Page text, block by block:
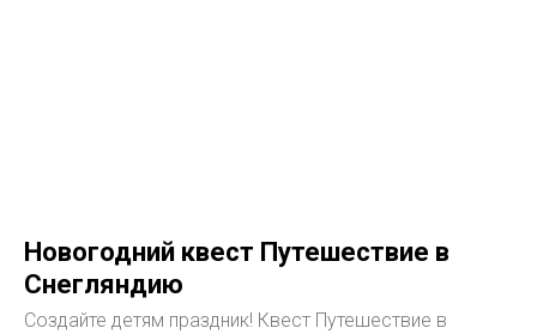
Новогодний квест Путешествие в
Снегляндию
Создайте детям праздник! Квест Путешествие в